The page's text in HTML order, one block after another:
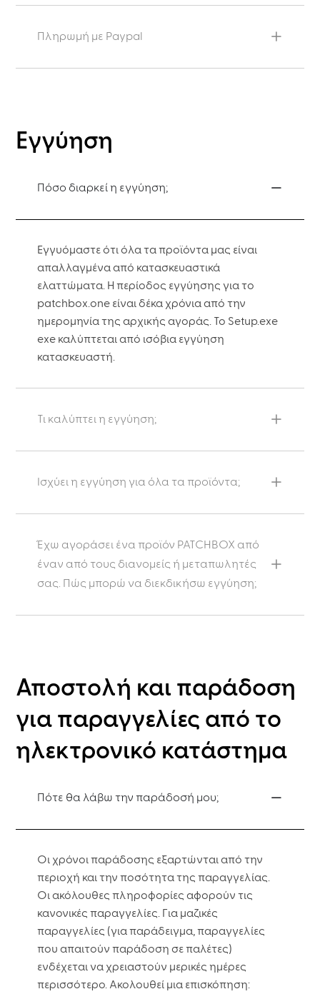
Πληρωμή με Paypal
Εγγύηση
Πόσο διαρκεί η εγγύηση;
Εγγυόμαστε ότι όλα τα προϊόντα μας είναι
απαλλαγμένα από κατασκευαστικά
ελαττώματα. Η περίοδος εγγύησης για το
patchbox.one είναι δέκα χρόνια από την
ημερομηνία της αρχικής αγοράς. Το Setup.exe
exe καλύπτεται από ισόβια εγγύηση
κατασκευαστή.
Τι καλύπτει η εγγύηση;
Ισχύει η εγγύηση για όλα τα προϊόντα;
Έχω αγοράσει ένα προϊόν PATCHBOX από
έναν από τους διανομείς ή μεταπωλητές
σας. Πώς μπορώ να διεκδικήσω εγγύηση;
Αποστολή και παράδοση
για παραγγελίες από το
ηλεκτρονικό κατάστημα
Πότε θα λάβω την παράδοσή μου;
Οι χρόνοι παράδοσης εξαρτώνται από την
περιοχή και την ποσότητα της παραγγελίας.
Οι ακόλουθες πληροφορίες αφορούν τις
κανονικές παραγγελίες. Για μαζικές
παραγγελίες (για παράδειγμα, παραγγελίες
που απαιτούν παράδοση σε παλέτες)
ενδέχεται να χρειαστούν μερικές ημέρες
περισσότερο. Ακολουθεί μια επισκόπηση: